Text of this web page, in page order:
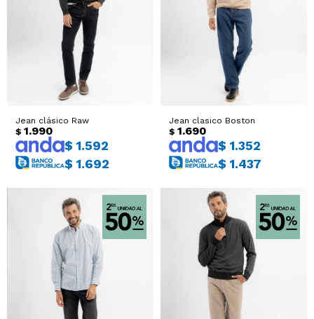
Jean clásico Raw
$ 1.990
$ 1.592
$ 1.692
Jean clasico Boston
$ 1.690
$ 1.352
$ 1.437
Abrigos
Ver todo
T-shirts y Tops
Ver todo